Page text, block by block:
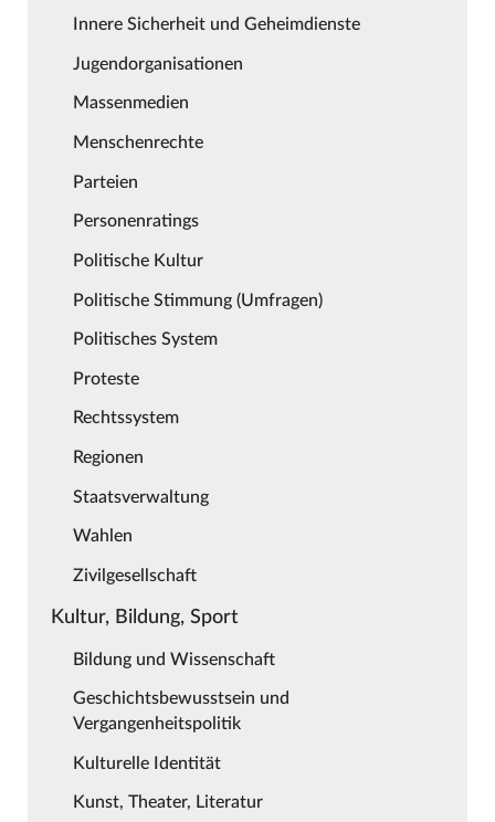
Innere Sicherheit und Geheimdienste
Jugendorganisationen
Massenmedien
Menschenrechte
Parteien
Personenratings
Politische Kultur
Politische Stimmung (Umfragen)
Politisches System
Proteste
Rechtssystem
Regionen
Staatsverwaltung
Wahlen
Zivilgesellschaft
Kultur, Bildung, Sport
Bildung und Wissenschaft
Geschichtsbewusstsein und
Vergangenheitspolitik
Kulturelle Identität
Kunst, Theater, Literatur